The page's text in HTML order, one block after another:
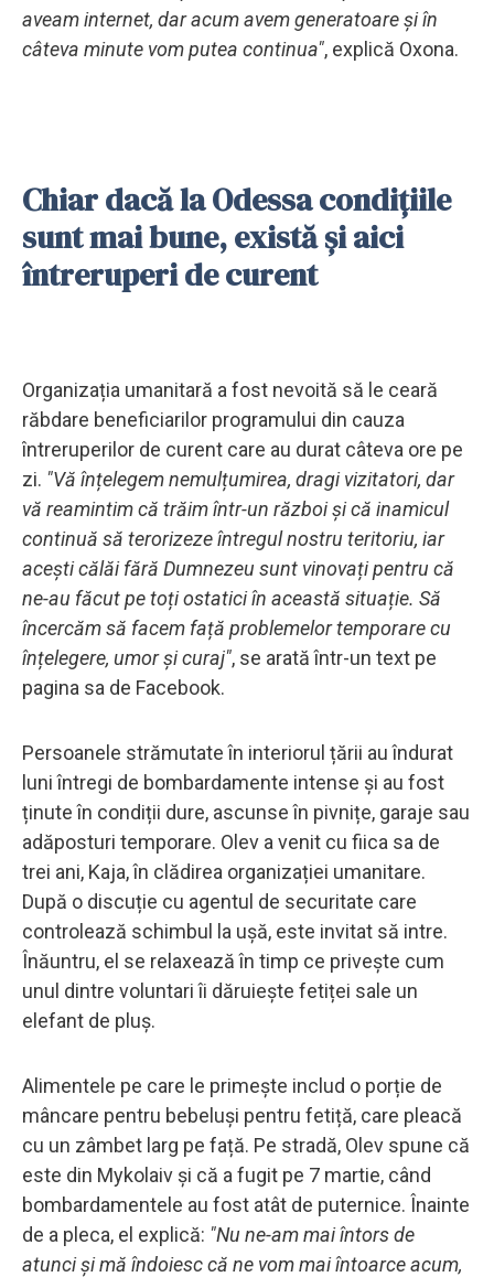
aveam internet, dar acum avem generatoare și în
câteva minute vom putea continua", explică Oxona.
Chiar dacă la Odessa condițiile
sunt mai bune, există și aici
întreruperi de curent
Organizația umanitară a fost nevoită să le ceară
răbdare beneficiarilor programului din cauza
întreruperilor de curent care au durat câteva ore pe
zi. "Vă înțelegem nemulțumirea, dragi vizitatori, dar
vă reamintim că trăim într-un război și că inamicul
continuă să terorizeze întregul nostru teritoriu, iar
acești călăi fără Dumnezeu sunt vinovați pentru că
ne-au făcut pe toți ostatici în această situație. Să
încercăm să facem față problemelor temporare cu
înțelegere, umor și curaj", se arată într-un text pe
pagina sa de Facebook.
Persoanele strămutate în interiorul țării au îndurat
luni întregi de bombardamente intense și au fost
ținute în condiții dure, ascunse în pivnițe, garaje sau
adăposturi temporare. Olev a venit cu fiica sa de
trei ani, Kaja, în clădirea organizației umanitare.
După o discuție cu agentul de securitate care
controlează schimbul la ușă, este invitat să intre.
Înăuntru, el se relaxează în timp ce privește cum
unul dintre voluntari îi dăruiește fetiței sale un
elefant de pluș.
Alimentele pe care le primește includ o porție de
mâncare pentru bebeluși pentru fetiță, care pleacă
cu un zâmbet larg pe față. Pe stradă, Olev spune că
este din Mykolaiv și că a fugit pe 7 martie, când
bombardamentele au fost atât de puternice. Înainte
de a pleca, el explică: "Nu ne-am mai întors de
atunci și mă îndoiesc că ne vom mai întoarce acum,